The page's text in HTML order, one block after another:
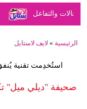
والتفاعل
الرئيسية » لايف لاستايل
استُخدِمت تقنية
صحيفة "ديلي ميل"